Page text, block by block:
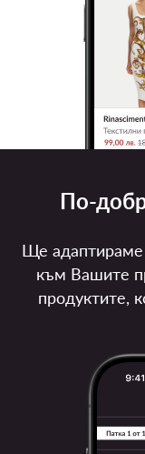
По-
Ще адаптираме
към Вашите
продуктите,